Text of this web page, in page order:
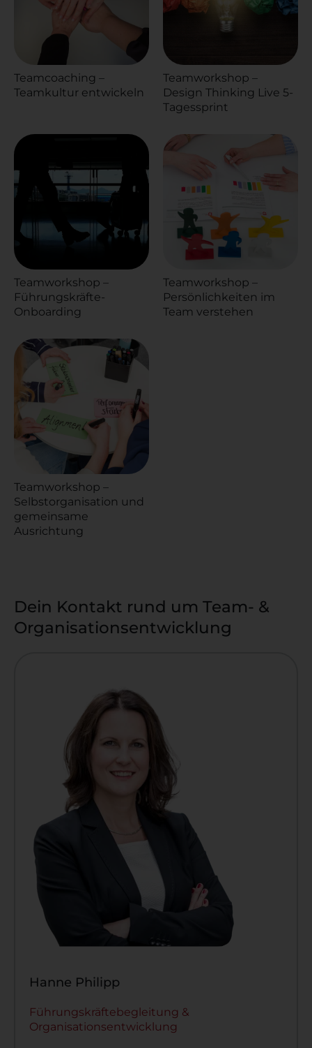
Teamcoaching –
Teamkultur entwickeln
Teamworkshop –
Design Thinking Live 5-
Tagessprint
Teamworkshop –
Führungskräfte-
Onboarding
Teamworkshop –
Persönlichkeiten im
Team verstehen
Teamworkshop –
Selbstorganisation und
gemeinsame
Ausrichtung
Dein Kontakt rund um Team- &
Organisationsentwicklung
Hanne Philipp
Führungskräftebegleitung &
Organisationsentwicklung